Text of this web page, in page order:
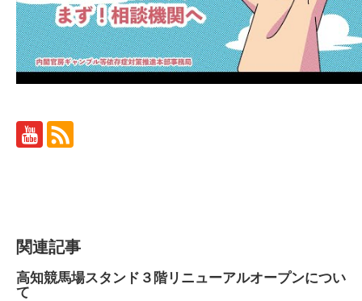
関連記事
高知競馬場スタンド３階リニューアルオープンについ
て